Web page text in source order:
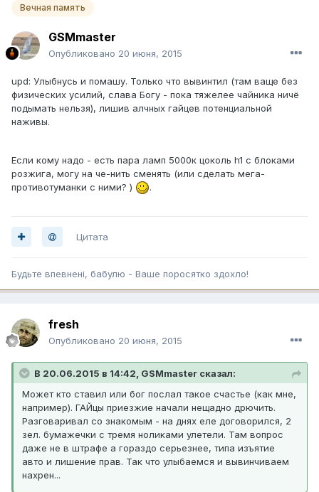
Вечная память
GSMmaster
Опубликовано 20 июня, 2015
upd: Улыбнусь и помашу. Только что вывинтил (там ваще без
физических усилий, слава Богу - пока тяжелее чайника ничё
подымать нельзя), лишив алчных гайцев потенциальной
наживы.
Если кому надо - есть пара ламп 5000к цоколь h1 с блоками
розжига, могу на че-нить сменять (или сделать мега-
противотуманки с ними? )
.
Цитата
Будьте впевненi, бабулю - Ваше поросятко здохло!
fresh
Опубликовано 20 июня, 2015
В 20.06.2015 в 14:42, GSMmaster сказал:
Может кто ставил или бог послал такое счастье (как мне,
например). ГАЙцы приезжие начали нещадно дрючить.
Разговаривал со знакомым - на днях еле договорился, 2
зел. бумажечки с тремя ноликами улетели. Там вопрос
даже не в штрафе а гораздо серьезнее, типа изъятие
авто и лишение прав. Так что улыбаемся и вывинчиваем
нахрен...